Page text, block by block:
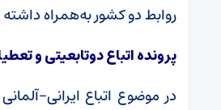
روابط دو کشور به‌همراه
پرونده اتباع دوتابعیتی و
در موضوع اتباع